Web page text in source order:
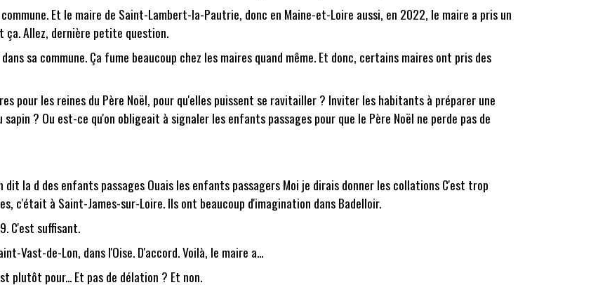
Et le maire de Saint-Lambert-la-Pautrie, donc en Maine-et-Loire aussi, en 2022, le maire a pris un
Allez, dernière petite question.
sa commune. Ça fume beaucoup chez les maires quand même. Et donc, certains maires ont pris des
pour les reines du Père Noël, pour qu'elles puissent se ravitailler ? Inviter les habitants à préparer une
? Ou est-ce qu'on obligeait à signaler les enfants passages pour que le Père Noël ne perde pas de
dit la d des enfants passages Ouais les enfants passagers Moi je dirais donner les collations C'est trop
c'était à Saint-James-sur-Loire. Ils ont beaucoup d'imagination dans Badelloir.
C'est suffisant.
Vast-de-Lon, dans l'Oise. D'accord. Voilà, le maire a...
plutôt pour... Et pas de délation ? Et non.